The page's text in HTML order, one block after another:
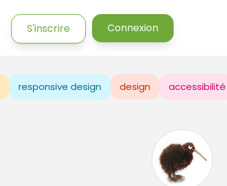
S'inscrire Connexion
responsive design design accessibilité